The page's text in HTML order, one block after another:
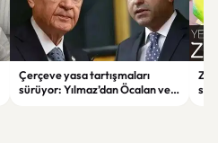
Çerçeve yasa tartışmaları
sürüyor: Yılmaz’dan Öcalan ve